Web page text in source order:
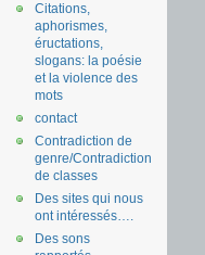
Citations,
aphorismes,
éructations,
slogans: la poésie
et la violence des
mots
contact
Contradiction de
genre/Contradiction
de classes
Des sites qui nous
ont intéressés….
Des sons